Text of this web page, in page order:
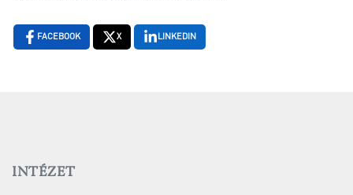
FACEBOOK X LINKEDIN
INTÉZET